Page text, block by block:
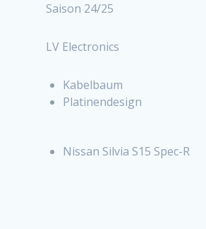
Saison 24/25
LV Electronics
Kabelbaum
Platinendesign
Nissan Silvia S15 Spec-R